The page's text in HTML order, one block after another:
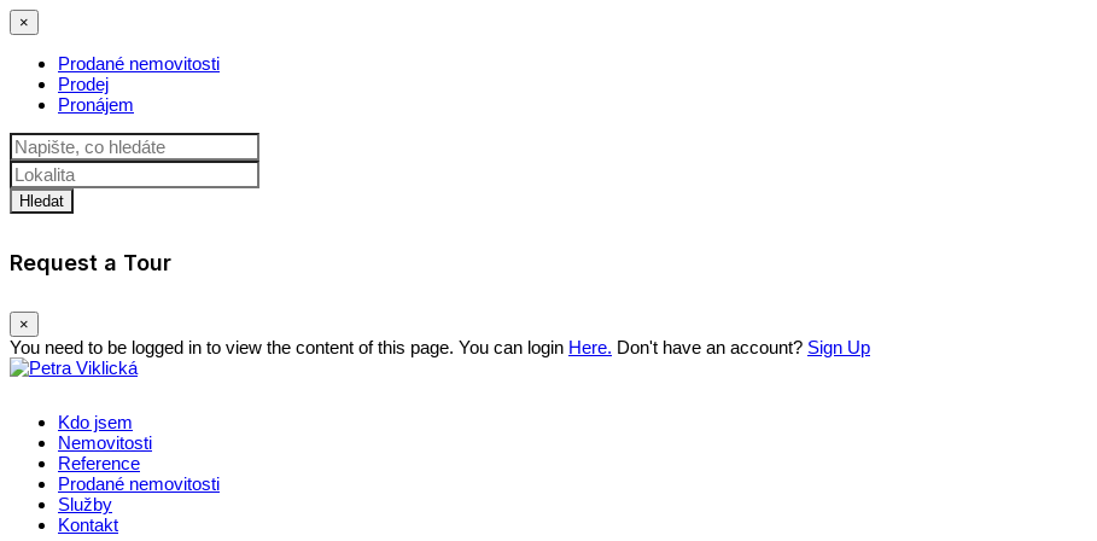
×
Prodané nemovitosti
Prodej
Pronájem
Hledat
Request a Tour
×
You need to be logged in to view the content of this page. You can login Here. Don't have an account? Sign Up
Kdo jsem
Nemovitosti
Reference
Prodané nemovitosti
Služby
Kontakt